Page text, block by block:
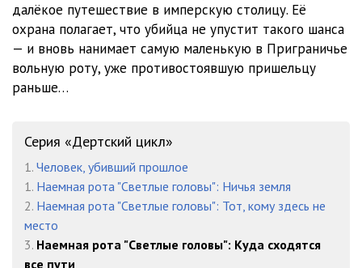
далёкое путешествие в имперскую столицу. Её
охрана полагает, что убийца не упустит такого шанса
— и вновь нанимает самую маленькую в Приграничье
вольную роту, уже противостоявшую пришельцу
раньше…
Серия «Дертский цикл»
1. Человек, убивший прошлое
1. Наемная рота "Светлые головы": Ничья земля
2. Наемная рота "Светлые головы": Тот, кому здесь не
место
3. Наемная рота "Светлые головы": Куда сходятся
все пути